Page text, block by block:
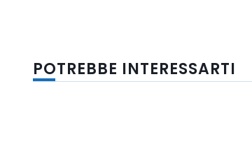
POTREBBE INTERESSARTI